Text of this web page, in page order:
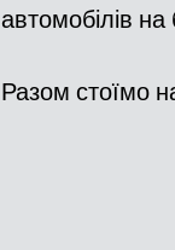
автомобілів
Разом стоїмо